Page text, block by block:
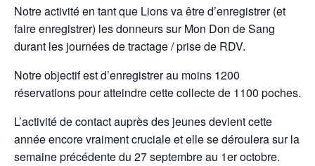
Notre activité en tant que Lions va être d’enregistrer (et
faire enregistrer) les donneurs sur Mon Don de Sang
durant les journées de tractage / prise de RDV.
Notre objectif est d’enregistrer au moins 1200
réservations pour atteindre cette collecte de 1100 poches.
L’activité de contact auprès des jeunes devient cette
année encore vraiment cruciale et elle se déroulera sur la
semaine précédente du 27 septembre au 1er octobre.